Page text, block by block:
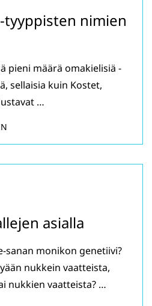
tyyppisten nimien
pieni määrä omakielisiä -
sellaisia kuin Kostet,
…
asialla
sanan monikon genetiivi?
nukkein vaatteista,
nukkien vaatteista? …